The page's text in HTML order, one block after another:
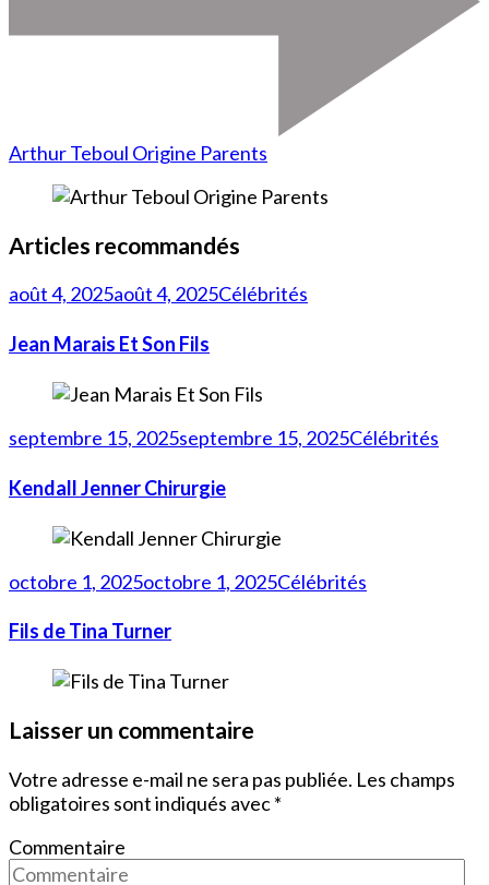
Arthur Teboul Origine Parents
Articles recommandés
août 4, 2025août 4, 2025Célébrités
Jean Marais Et Son Fils
septembre 15, 2025septembre 15, 2025Célébrités
Kendall Jenner Chirurgie
octobre 1, 2025octobre 1, 2025Célébrités
Fils de Tina Turner
Laisser un commentaire
Votre adresse e-mail ne sera pas publiée. Les champs
obligatoires sont indiqués avec*
Commentaire